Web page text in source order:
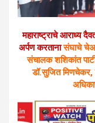
महाराष्ट्राचे आराध्य
अर्पण करतानासंघाचे
संचालक शशिकांत
डॉ.सुजित मिणचेकर,